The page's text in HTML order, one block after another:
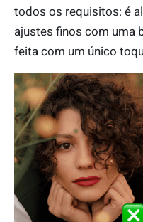
todos os requisitos: é
ajustes finos com uma
feita com um único